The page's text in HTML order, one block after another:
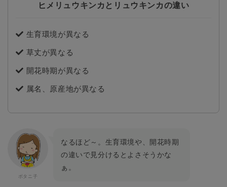
ヒメリュウキンカとリュウキンカの違い
生育環境が異なる
草丈が異なる
開花時期が異なる
属名、原産地が異なる
なるほど～。生育環境や、開花時期
の違いで見分けるとよさそうかな
ぁ。